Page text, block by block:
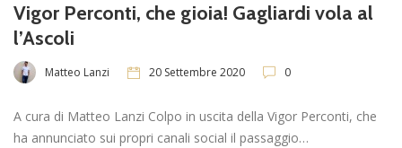
Vigor Perconti, che gioia! Gagliardi vola al
l’Ascoli
Matteo Lanzi 20 Settembre 2020 0
A cura di Matteo Lanzi Colpo in uscita della Vigor Perconti, che
ha annunciato sui propri canali social il passaggio…